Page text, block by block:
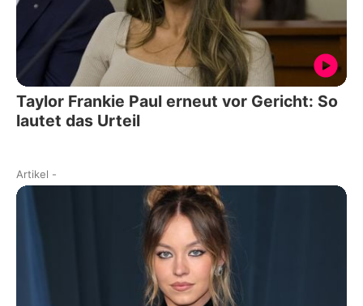
Taylor Frankie Paul erneut vor Gericht: So
lautet das Urteil
Artikel -